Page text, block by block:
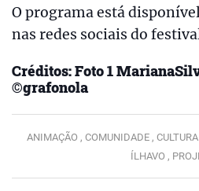
O programa está
nas redes sociais do
Créditos: Foto 1
©grafonola
ANIMAÇÃO , COMUNIDADE ,
ÍLHAVO ,